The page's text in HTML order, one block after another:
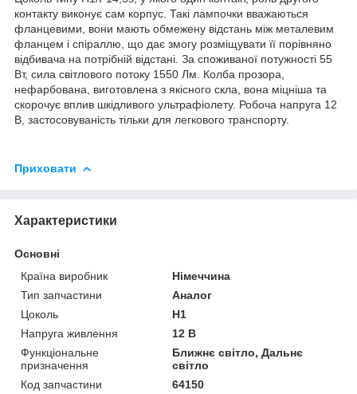
контакту виконує сам корпус. Такі лампочки вважаються
фланцевими, вони мають обмежену відстань між металевим
фланцем і спіраллю, що дає змогу розміщувати її порівняно
відбивача на потрібній відстані. За споживаної потужності 55
Вт, сила світлового потоку 1550 Лм. Колба прозора,
нефарбована, виготовлена з якісного скла, вона міцніша та
скорочує вплив шкідливого ультрафіолету. Робоча напруга 12
В, застосовуваність тільки для легкового транспорту.
Приховати
Характеристики
Основні
Країна виробник
Німеччина
Тип запчастини
Аналог
Цоколь
H1
Напруга живлення
12 В
Функціональне
призначення
Ближнє світло, Дальнє
світло
Код запчастини
64150